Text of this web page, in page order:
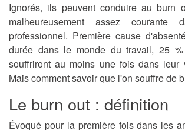
Ignorés, ils peuvent conduire au burn
malheureusement assez
professionnel. Première cause
durée dans le monde du travail, 25
souffriront au moins une fois dans leur
Mais comment savoir que l'on souffre de
Le burn out : définition
Évoqué pour la première fois dans les